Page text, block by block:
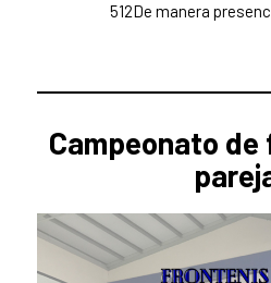
512De manera
Campeonato